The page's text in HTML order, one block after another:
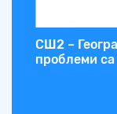
СШ2 –
проблеми са